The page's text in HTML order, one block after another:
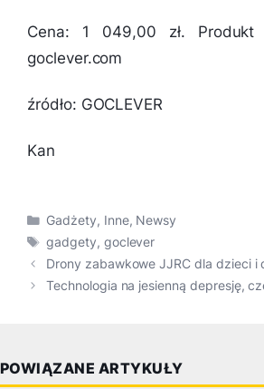
Cena: 1 049,00 zł. Produkt
goclever.com
źródło: GOCLEVER
Kan
Kategorie
Gadżety, Inne, Newsy
Tagi
gadgety, goclever
Drony zabawkowe JJRC dla dzieci i
Technologia na jesienną depresję,
POWIĄZANE ARTYKUŁY